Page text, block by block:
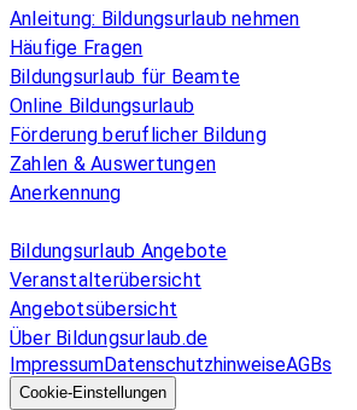
Anleitung: Bildungsurlaub nehmen
Häufige Fragen
Bildungsurlaub für Beamte
Online Bildungsurlaub
Förderung beruflicher Bildung
Zahlen & Auswertungen
Anerkennung
Bildungsurlaub Angebote
Veranstalterübersicht
Angebotsübersicht
Über Bildungsurlaub.de
ImpressumDatenschutzhinweiseAGBs
Cookie-Einstellungen